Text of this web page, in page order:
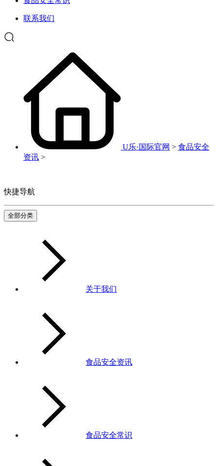
联系我们
U乐·国际官网 > 食品安全
资讯 >
快捷导航
全部分类
关于我们
食品安全资讯
食品安全常识